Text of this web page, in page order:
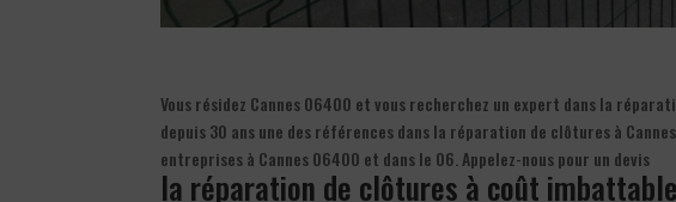
Vous résidez Cannes 06400 et vous recherchez un expert dans la
depuis 30 ans une des références dans la réparation de clôtures à
entreprises à Cannes 06400 et dans le 06. Appelez-nous pour un devis
la réparation de clôtures à coût